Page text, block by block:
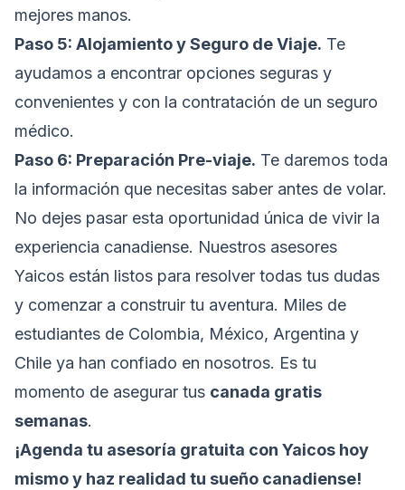
mejores manos.
Paso 5: Alojamiento y Seguro de Viaje. Te
ayudamos a encontrar opciones seguras y
convenientes y con la contratación de un seguro
médico.
Paso 6: Preparación Pre-viaje. Te daremos toda
la información que necesitas saber antes de volar.
No dejes pasar esta oportunidad única de vivir la
experiencia canadiense. Nuestros asesores
Yaicos están listos para resolver todas tus dudas
y comenzar a construir tu aventura. Miles de
estudiantes de Colombia, México, Argentina y
Chile ya han confiado en nosotros. Es tu
momento de asegurar tus canada gratis
semanas.
¡Agenda tu asesoría gratuita con Yaicos hoy
mismo y haz realidad tu sueño canadiense!